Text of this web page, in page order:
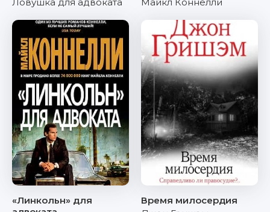
«Линкольн» для
Время милосердия